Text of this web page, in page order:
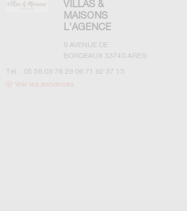
VILLAS &
MAISONS
L'AGENCE
9 AVENUE DE
BORDEAUX 33740 ARES
Tél. : 05 56 03 78 29 06 71 92 37 13
Voir les annonces